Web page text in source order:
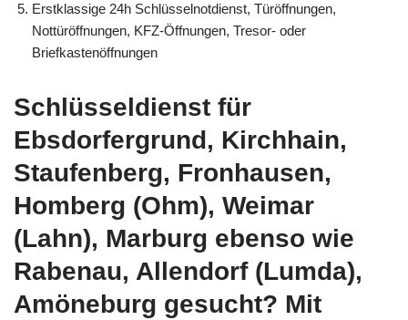
Erstklassige 24h Schlüsselnotdienst, Türöffnungen,
Nottüröffnungen, KFZ-Öffnungen, Tresor- oder
Briefkastenöffnungen
Schlüsseldienst für
Ebsdorfergrund, Kirchhain,
Staufenberg, Fronhausen,
Homberg (Ohm), Weimar
(Lahn), Marburg ebenso wie
Rabenau, Allendorf (Lumda),
Amöneburg gesucht? Mit